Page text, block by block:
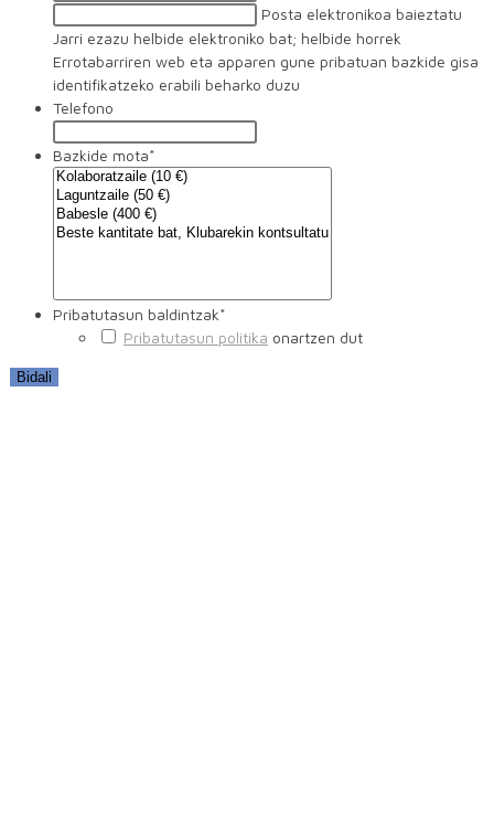
Posta elektronikoa baieztatu
Jarri ezazu helbide elektroniko bat; helbide horrek
Errotabarriren web eta apparen gune pribatuan bazkide gisa
identifikatzeko erabili beharko duzu
Telefono
Bazkide mota*
Pribatutasun baldintzak*
Pribatutasun politika onartzen dut